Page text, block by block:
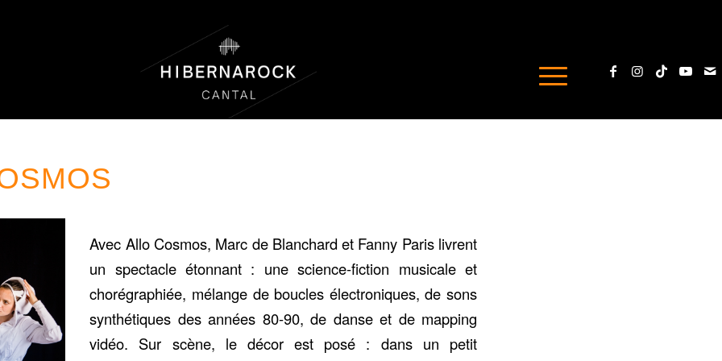
Avec Allo Cosmos, Marc de Blanchard et Fanny Paris livrent
un spectacle étonnant : une science-fiction musicale et
chorégraphiée, mélange de boucles électroniques, de sons
synthétiques des années 80-90, de danse et de mapping
vidéo. Sur scène, le décor est posé : dans un petit